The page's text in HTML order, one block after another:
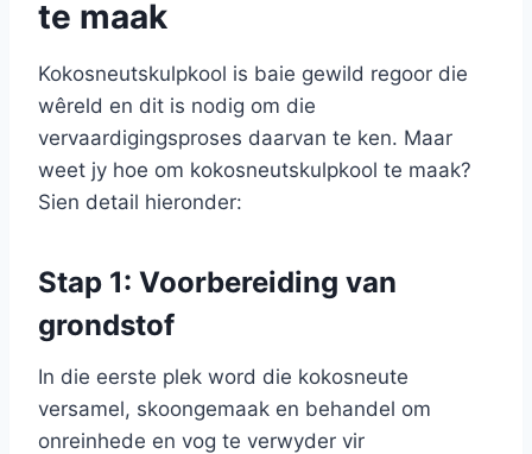
te maak
Kokosneutskulpkool is baie gewild regoor die
wêreld en dit is nodig om die
vervaardigingsproses daarvan te ken. Maar
weet jy hoe om kokosneutskulpkool te maak?
Sien detail hieronder:
Stap 1: Voorbereiding van
grondstof
In die eerste plek word die kokosneute
versamel, skoongemaak en behandel om
onreinhede en vog te verwyder vir